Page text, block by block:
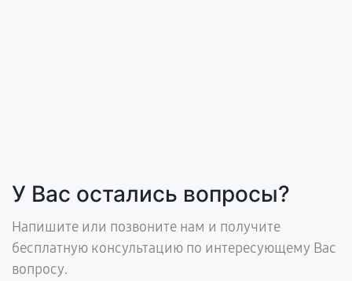
У Вас остались вопросы?
Напишите или позвоните нам и получите
бесплатную консультацию по интересующему Вас
вопросу.